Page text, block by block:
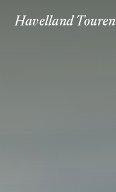
Havelland Touren